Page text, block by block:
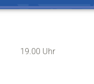
19.00 Uhr